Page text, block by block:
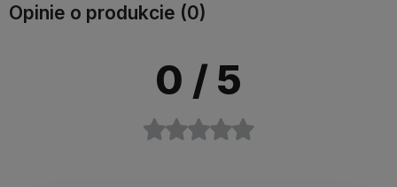
Opinie o produkcie (0)
0 / 5